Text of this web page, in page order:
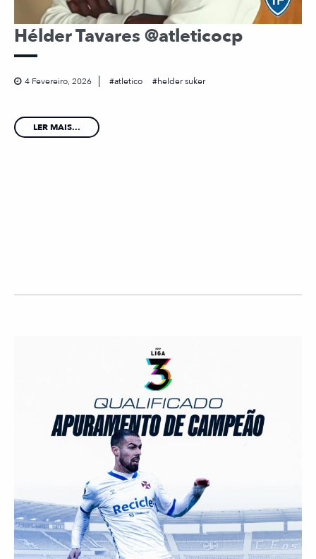
Hélder Tavares @atleticocp
4 Fevereiro, 2026 atletico helder suker
LER MAIS...